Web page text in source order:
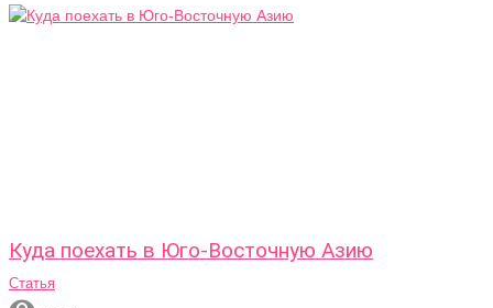
Куда поехать в Юго-Восточную Азию
Статья